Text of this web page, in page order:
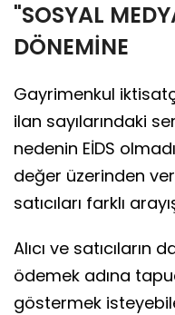
"SOSYAL
DÖNEMİNE
Gayrimenkul
ilan sayılarındaki
nedenin EİDS
değer üzerinden
satıcıları farklı
Alıcı ve
ödemek adına
göstermek